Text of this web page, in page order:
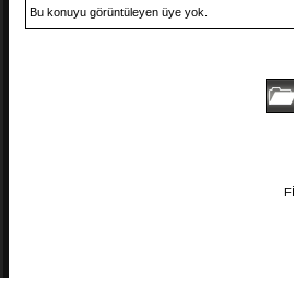
Bu konuyu görüntüleyen üye yok.